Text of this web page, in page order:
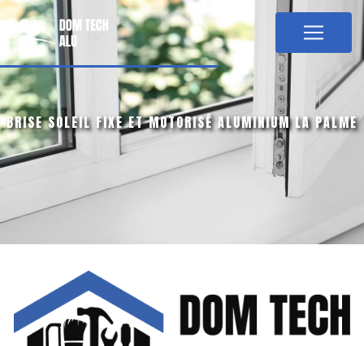
Panneau de gestion des cookies
BRISE SOLEIL FIXE ET MOTORISÉ ALUMINIUM LA PALME